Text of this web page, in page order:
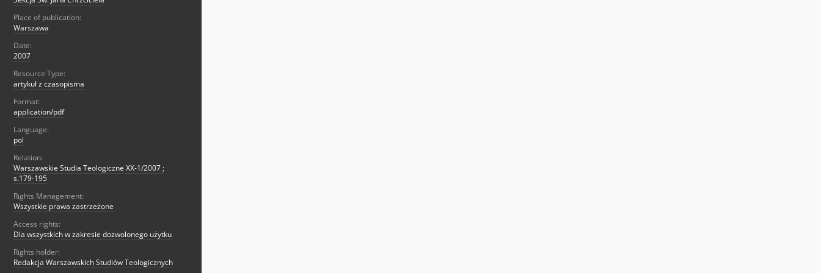
Place of publication:
Warszawa
Date:
2007
Resource Type:
artykuł z czasopisma
Format:
application/pdf
Language:
pol
Relation:
Warszawskie Studia Teologiczne XX-1/2007 ;
s.179-195
Rights Management:
Wszystkie prawa zastrzeżone
Access rights:
Dla wszystkich w zakresie dozwolonego użytku
Rights holder:
Redakcja Warszawskich Studiów Teologicznych